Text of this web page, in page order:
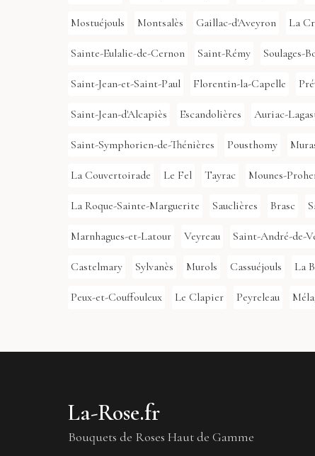
Mostuéjouls Montsalès Gaillac-d'Aveyron La
Sainte-Eulalie-de-Cernon Saint-Rémy Soulages-
Saint-Jean-et-Saint-Paul Florentin-la-Capelle
Saint-Jean-d'Alcapiès Escandolières Auriac-
Saint-Symphorien-de-Thénières Pousthomy
La Couvertoirade Le Fel Tayrac Mounes-
La Roque-Sainte-Marguerite Sauclières Brasc
Marnhagues-et-Latour Veyreau Saint-André-de-
Castelmary Sylvanès Murols Cassuéjouls La
Peux-et-Couffouleux Le Clapier Peyreleau
La-Rose.fr
Bouquets de Roses Haut de Gamme